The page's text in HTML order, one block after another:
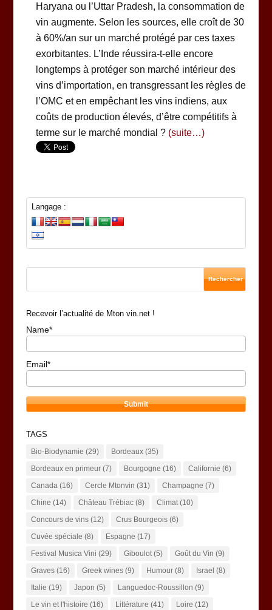
Haryana ou l’Uttar Pradesh, la consommation de
vin augmente. Selon les sources, elle croît de 30
à 60%/an sur un marché protégé par ces taxes
exorbitantes. L’Inde réussira-t-elle encore
longtemps à protéger son marché intérieur des
vins d’importation, en transgressant les règles de
l’OMC et en empêchant les vins indiens, aux
coûts de production élevés, d’être compétitifs à
terme sur le marché mondial ? (suite…)
Langage :
Recevoir l’actualité de Mton vin.net !
Name*
Email*
TAGS
Bio-Biodynamie (29) Bordeaux(35)
Bordeaux en primeur(7) Bourgogne (16) Californie (6)
Canada(16) Cercle Mtonvin (31) Champagne (7)
Chine (14) Château Trébiac(8) Climat(10)
Concours de vins(12) Crus Bourgeois(6)
Cuvée spéciale (8) Espagne (17)
Festival Musica Vini (29) Giboulot(5) Goût du Vin (9)
Graves(16) Greek wines(9) Humour(8) Israel (8)
Italie (19) Japon (5) Languedoc-Roussillon (9)
Le vin et l'histoire (16) Littérature (41) Loire (12)